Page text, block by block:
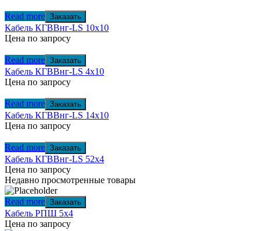
Read more Заказать
Кабель КГВВнг-LS 10х10
Цена по запросу
Read more Заказать
Кабель КГВВнг-LS 4х10
Цена по запросу
Read more Заказать
Кабель КГВВнг-LS 14х10
Цена по запросу
Read more Заказать
Кабель КГВВнг-LS 52х4
Цена по запросу
Недавно просмотренные товары
Read more Заказать
Кабель РПШ 5х4
Цена по запросу